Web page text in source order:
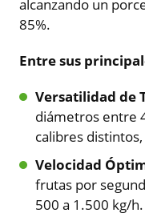
alcanzando un
85%.
Entre sus
Versatilidad de
diámetros entre
calibres
Velocidad
frutas por
500 a 1.500 kg/h.